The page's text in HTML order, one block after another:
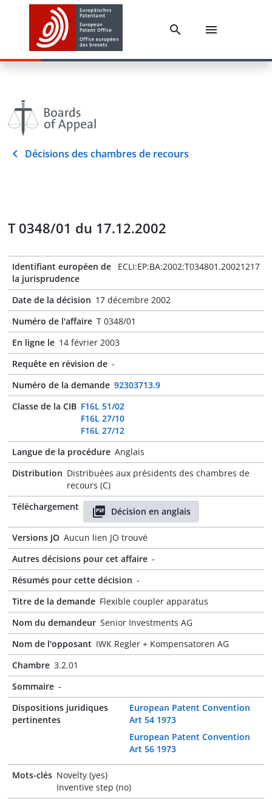
Décisions des chambres de recours
T 0348/01 du 17.12.2002
Identifiant européen de
la jurisprudence
ECLI:EP:BA:2002:T034801.20021217
Date de la décision 17 décembre 2002
Numéro de l'affaire T 0348/01
En ligne le 14 février 2003
Requête en révision de -
Numéro de la demande 92303713.9
Classe de la CIB F16L 51/02
F16L 27/10
F16L 27/12
Langue de la procédure Anglais
Distribution Distribuées aux présidents des chambres de
recours (C)
Téléchargement
Décision en anglais
Versions JO Aucun lien JO trouvé
Autres décisions pour cet affaire -
Résumés pour cette décision -
Titre de la demande Flexible coupler apparatus
Nom du demandeur Senior Investments AG
Nom de l'opposant IWK Regler + Kompensatoren AG
Chambre 3.2.01
Sommaire -
Dispositions juridiques
pertinentes
European Patent Convention
Art 54 1973
European Patent Convention
Art 56 1973
Mots-clés Novelty (yes)
Inventive step (no)